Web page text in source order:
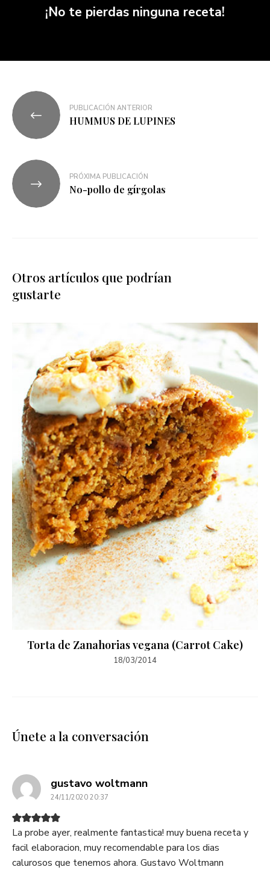
¡No te pierdas ninguna receta!
PUBLICACIÓN ANTERIOR
HUMMUS DE LUPINES
PRÓXIMA PUBLICACIÓN
No-pollo de gírgolas
Otros artículos que podrían
gustarte
Torta de Zanahorias vegana (Carrot Cake)
18/03/2014
Únete a la conversación
gustavo woltmanndice:
24/11/2020 20:37
La probe ayer, realmente fantastica! muy buena receta y
facil elaboracion, muy recomendable para los dias
calurosos que tenemos ahora. Gustavo Woltmann